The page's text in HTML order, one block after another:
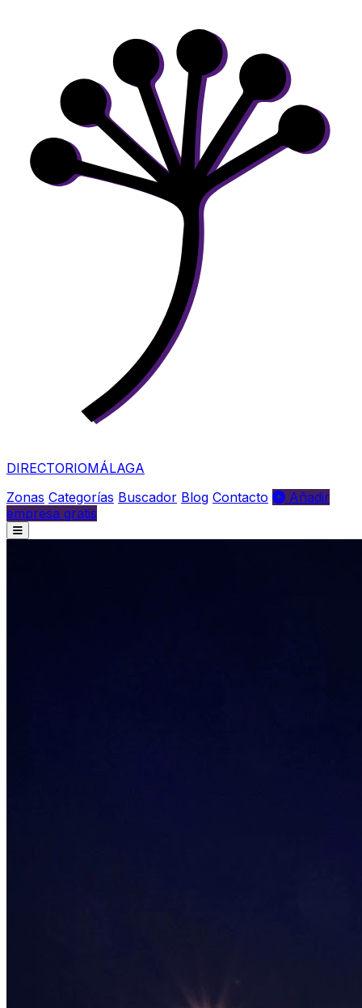
DIRECTORIOMÁLAGA
Zonas Categorías Buscador Blog Contacto
Añadir
empresa gratis